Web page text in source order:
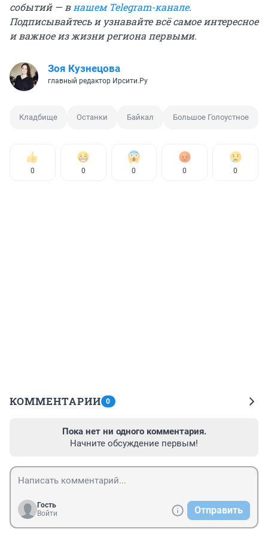
событий — внашем Telegram-канале.
Подписывайтесь и узнавайте всё самое интересное
и важное из жизни региона первыми.
Зоя Кузнецова
главный редактор Ирсити.Ру
Кладбище Останки Байкал Большое Голоустное
0 0 0 0 0
КОММЕНТАРИИ 0
Пока нет ни одного комментария.
Начните обсуждение первым!
Гость
Войти
Отправить